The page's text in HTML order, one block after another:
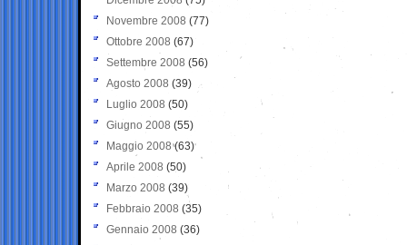
Novembre 2008 (77)
Ottobre 2008 (67)
Settembre 2008 (56)
Agosto 2008 (39)
Luglio 2008 (50)
Giugno 2008 (55)
Maggio 2008(63)
Aprile 2008 (50)
Marzo 2008 (39)
Febbraio 2008 (35)
Gennaio 2008 (36)